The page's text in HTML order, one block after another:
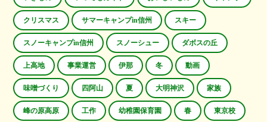
クリスマス サマーキャンプin信州 スキー
スノーキャンプin信州 スノーシュー ダボスの丘
上高地 事業運営 伊那 冬 動画
味噌づくり 四阿山 夏 大明神沢 家族
峰の原高原 工作 幼稚園保育園 春 東京校